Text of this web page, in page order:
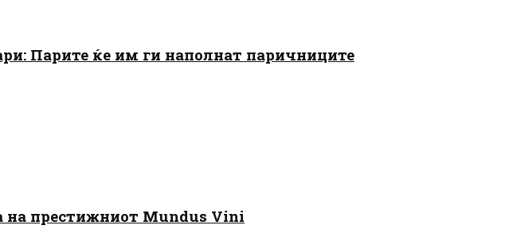
Парите ќе им ги наполнат паричниците
на престижниот Mundus Vini